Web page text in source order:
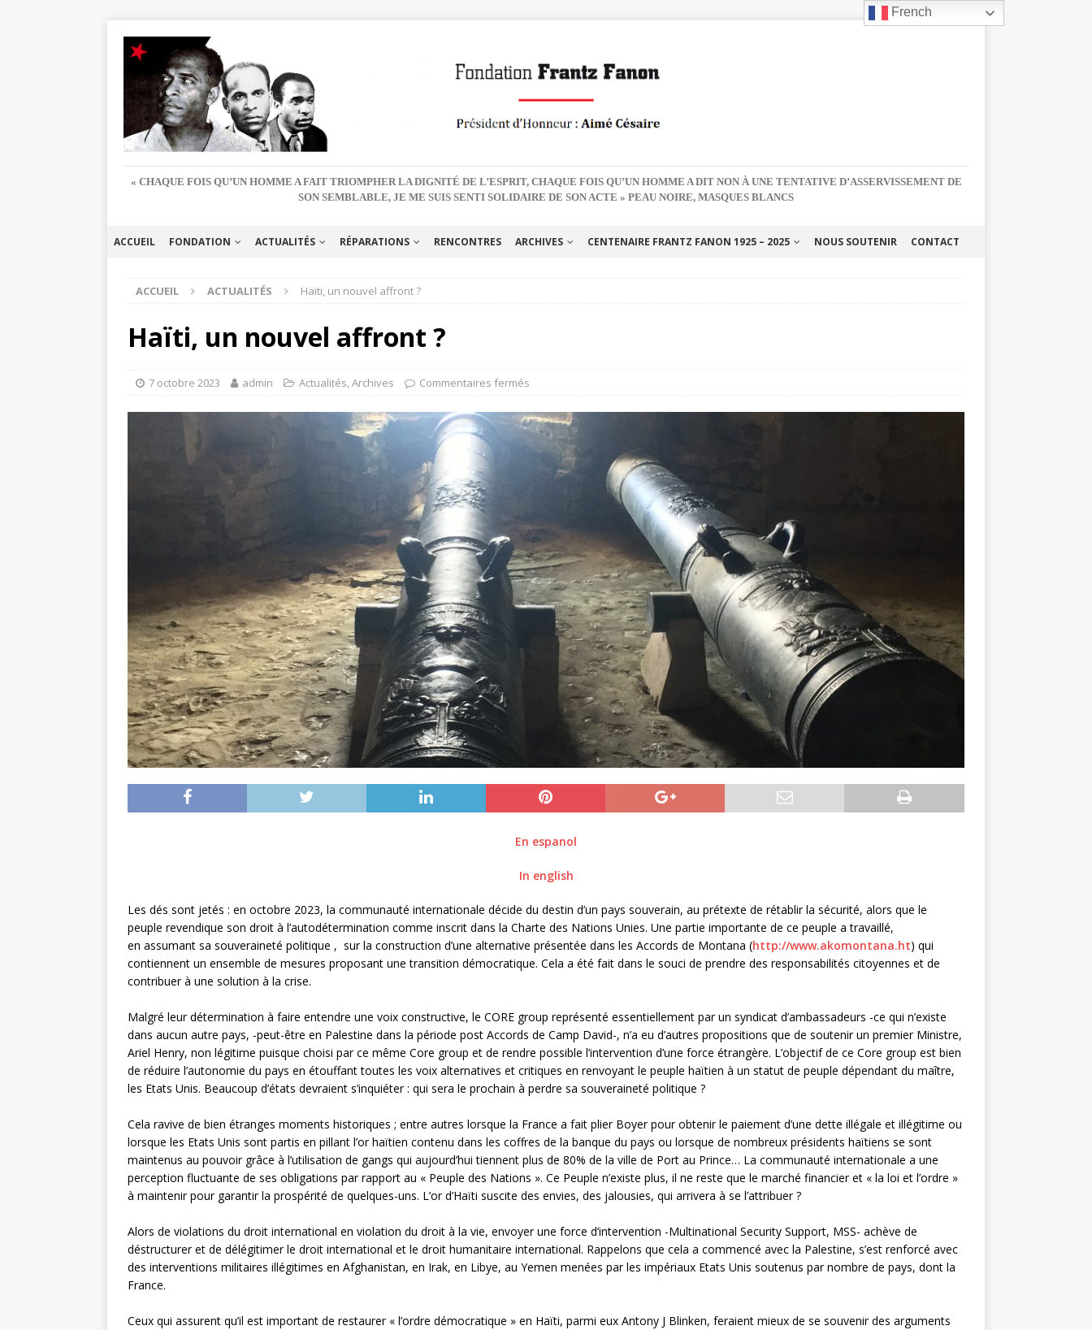
« CHAQUE FOIS QU’UN HOMME A FAIT TRIOMPHER LA DIGNITÉ DE L’ESPRIT, CHAQUE FOIS QU’UN HOMME A DIT NON À UNE TENTATIVE D’ASSERVISSEMENT DE
SON SEMBLABLE, JE ME SUIS SENTI SOLIDAIRE DE SON ACTE » PEAU NOIRE, MASQUES BLANCS
ACCUEIL FONDATION ACTUALITÉS RÉPARATIONS RENCONTRES ARCHIVES CENTENAIRE FRANTZ FANON 1925 – 2025 NOUS SOUTENIR CONTACT
ACCUEIL ACTUALITÉS Haïti, un nouvel affront ?
Haïti, un nouvel affront ?
7 octobre 2023 admin Actualités,Archives Commentaires fermés
En espanol
In english
Les dés sont jetés : en octobre 2023, la communauté internationale décide du destin d’un pays souverain, au prétexte de rétablir la sécurité, alors que le
peuple revendique son droit à l’autodétermination comme inscrit dans la Charte des Nations Unies. Une partie importante de ce peuple a travaillé,
en assumant sa souveraineté politique , sur la construction d’une alternative présentée dans les Accords de Montana (http://www.akomontana.ht) qui
contiennent un ensemble de mesures proposant une transition démocratique. Cela a été fait dans le souci de prendre des responsabilités citoyennes et de
contribuer à une solution à la crise.
Malgré leur détermination à faire entendre une voix constructive, le CORE group représenté essentiellement par un syndicat d’ambassadeurs -ce qui n’existe
dans aucun autre pays, -peut-être en Palestine dans la période post Accords de Camp David-, n’a eu d’autres propositions que de soutenir un premier Ministre,
Ariel Henry, non légitime puisque choisi par ce même Core group et de rendre possible l’intervention d’une force étrangère. L’objectif de ce Core group est bien
de réduire l’autonomie du pays en étouffant toutes les voix alternatives et critiques en renvoyant le peuple haïtien à un statut de peuple dépendant du maître,
les Etats Unis. Beaucoup d’états devraient s’inquiéter : qui sera le prochain à perdre sa souveraineté politique ?
Cela ravive de bien étranges moments historiques ; entre autres lorsque la France a fait plier Boyer pour obtenir le paiement d’une dette illégale et illégitime ou
lorsque les Etats Unis sont partis en pillant l’or haïtien contenu dans les coffres de la banque du pays ou lorsque de nombreux présidents haïtiens se sont
maintenus au pouvoir grâce à l’utilisation de gangs qui aujourd’hui tiennent plus de 80% de la ville de Port au Prince… La communauté internationale a une
perception fluctuante de ses obligations par rapport au « Peuple des Nations ». Ce Peuple n’existe plus, il ne reste que le marché financier et « la loi et l’ordre »
à maintenir pour garantir la prospérité de quelques-uns. L’or d’Haïti suscite des envies, des jalousies, qui arrivera à se l’attribuer ?
Alors de violations du droit international en violation du droit à la vie, envoyer une force d’intervention -Multinational Security Support, MSS- achève de
déstructurer et de délégitimer le droit international et le droit humanitaire international. Rappelons que cela a commencé avec la Palestine, s’est renforcé avec
des interventions militaires illégitimes en Afghanistan, en Irak, en Libye, au Yemen menées par les impériaux Etats Unis soutenus par nombre de pays, dont la
France.
Ceux qui assurent qu’il est important de restaurer « l’ordre démocratique » en Haïti, parmi eux Antony J Blinken, feraient mieux de se souvenir des arguments
French